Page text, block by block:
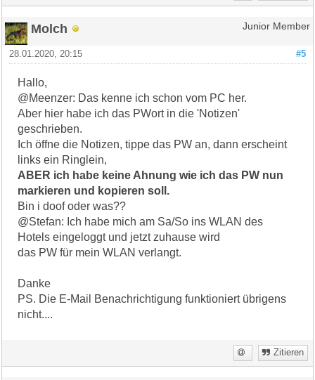
Molch Junior Member
#5
28.01.2020, 20:15
Hallo,
@Meenzer: Das kenne ich schon vom PC her.
Aber hier habe ich das PWort in die 'Notizen'
geschrieben.
Ich öffne die Notizen, tippe das PW an, dann erscheint
links ein Ringlein,
ABER ich habe keine Ahnung wie ich das PW nun
markieren und kopieren soll.
Bin i doof oder was??
@Stefan: Ich habe mich am Sa/So ins WLAN des
Hotels eingeloggt und jetzt zuhause wird
das PW für mein WLAN verlangt.
Danke
PS. Die E-Mail Benachrichtigung funktioniert übrigens
nicht....
Zitieren